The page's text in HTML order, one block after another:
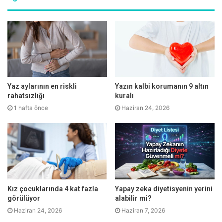
Psikolog Sedef Koç Bal, “Bu enerjiyi sağlayacak kaynak
yeterli olmadığında serotonin, dopamin gibi mutluluk ve
motivasyonla ilişkili nörotransmitterlerin üretimi olumsuz
etkilenir. Dolayısıyla yetersiz ve dengesiz beslenme
sonucunda depresyon ve anksiyete gibi psikiyatrik hastalık
riskleri artabilir.” uyarısını yaptı.
Öte yandan psikiyatrik hastalıkların beslenme
alışkanlıklarını ve iştahı etkileyebileceğinin de altını
çizen Uzman Klinik Psikolog Sedef Koç Bal, yalnızca yeme
bozukluğunda değil, duygudurum bozuklukları, psikotik
bozukluklar, bağımlılık ve çeşitli psikopatolojilerde yeme
davranışında kontrolsüz bir artış veya azalma
görülebileceğini aktardı.
Beslenme bozuklukları farklı psikolojik sorunlara neden
olabilir!
Yaz aylarının en riskli
rahatsızlığı
1 hafta önce
Yazın kalbi korumanın 9 altın
kuralı
Haziran 24, 2026
Kız çocuklarında 4 kat fazla
görülüyor
Haziran 24, 2026
Yapay zeka diyetisyenin yerini
alabilir mi?
Haziran 7, 2026